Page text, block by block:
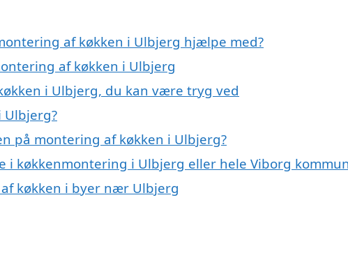
af køkken i Ulbjerg hjælpe med?
af køkken i Ulbjerg
i Ulbjerg, du kan være tryg ved
Ulbjerg?
på montering af køkken i Ulbjerg?
i køkkenmontering i Ulbjerg eller hele Viborg
køkken i byer nær Ulbjerg